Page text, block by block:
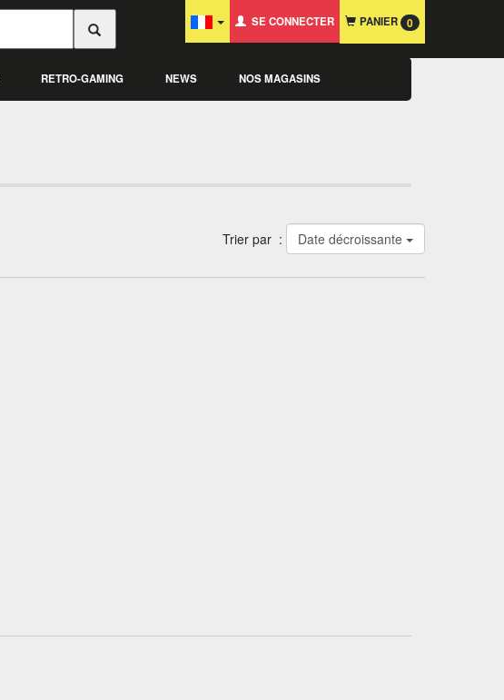
SE CONNECTER PANIER 0
RETRO-GAMING NEWS NOS MAGASINS
Trier par : Date décroissante